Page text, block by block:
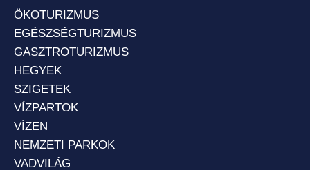
ÖKOTURIZMUS
EGÉSZSÉGTURIZMUS
GASZTROTURIZMUS
HEGYEK
SZIGETEK
VÍZPARTOK
VÍZEN
NEMZETI PARKOK
VADVILÁG